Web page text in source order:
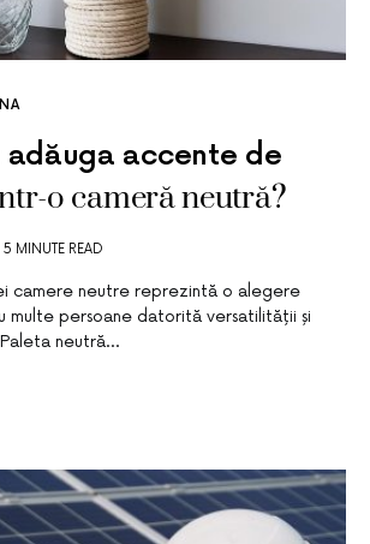
adăuga accente de
o cameră neutră?
5 MINUTE READ
camere neutre reprezintă o alegere
multe persoane datorită versatilității și
neutră…